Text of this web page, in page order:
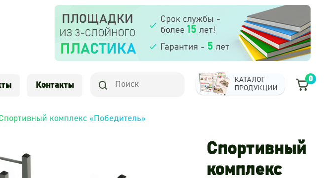
Контакты
0
комплекс «Победитель»
Спортивный
комплекс